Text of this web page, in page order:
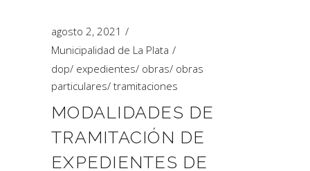
agosto 2, 2021
Municipalidad de La Plata
dop/ expedientes/ obras/ obras
particulares/ tramitaciones
MODALIDADES DE
TRAMITACIÓN DE
EXPEDIENTES DE